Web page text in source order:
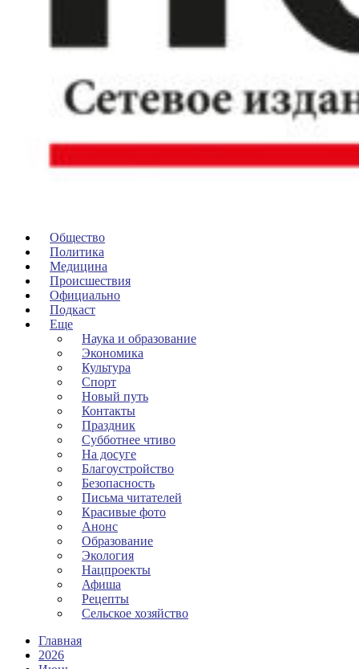
Общество
Политика
Медицина
Происшествия
Официально
Подкаст
Еще
Наука и образование
Экономика
Культура
Спорт
Новый путь
Контакты
Праздник
Субботнее чтиво
На досуге
Благоустройство
Безопасность
Письма читателей
Красивые фото
Анонс
Образование
Экология
Нацпроекты
Афиша
Рецепты
Сельское хозяйство
Главная
2026